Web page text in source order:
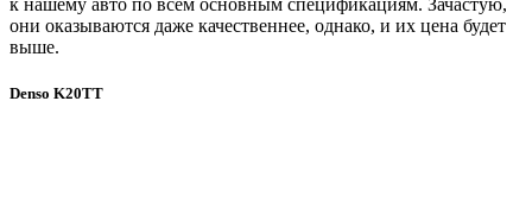
они оказываются даже качественнее, однако, и их цена будет
выше.
Denso K20TT